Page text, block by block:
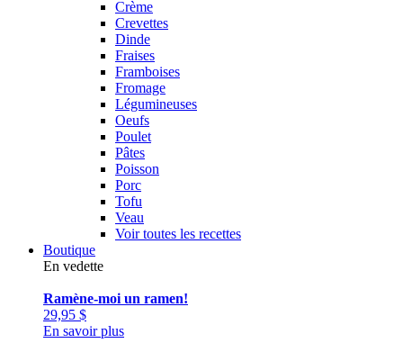
Crème
Crevettes
Dinde
Fraises
Framboises
Fromage
Légumineuses
Oeufs
Poulet
Pâtes
Poisson
Porc
Tofu
Veau
Voir toutes les recettes
Boutique
En vedette
Ramène-moi un ramen!
29,95 $
En savoir plus